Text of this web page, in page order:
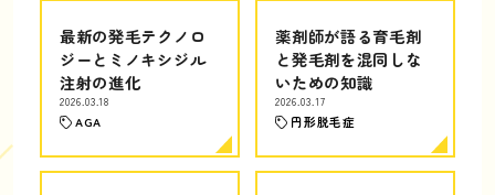
最新の発毛テクノロ
ジーとミノキシジル
注射の進化
2026.03.18
AGA
薬剤師が語る育毛剤
と発毛剤を混同しな
いための知識
2026.03.17
円形脱毛症